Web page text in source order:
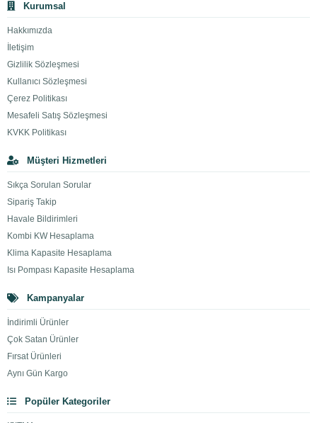
Kurumsal
Hakkımızda
İletişim
Gizlilik Sözleşmesi
Kullanıcı Sözleşmesi
Çerez Politikası
Mesafeli Satış Sözleşmesi
KVKK Politikası
Müşteri Hizmetleri
Sıkça Sorulan Sorular
Sipariş Takip
Havale Bildirimleri
Kombi KW Hesaplama
Klima Kapasite Hesaplama
Isı Pompası Kapasite Hesaplama
Kampanyalar
İndirimli Ürünler
Çok Satan Ürünler
Fırsat Ürünleri
Aynı Gün Kargo
Popüler Kategoriler